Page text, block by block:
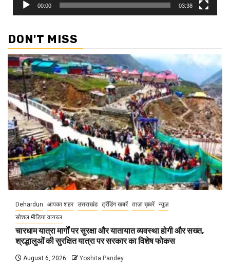
00:00 03:38
DON'T MISS
Dehardun आपका शहर उत्तराखंड ट्रेंडिंग खबरें ताज़ा ख़बरें न्यूज़
सोशल मीडिया वायरल
चारधाम यात्रा मार्गों पर सुरक्षा और यातायात व्यवस्था होगी और सख्त,
श्रद्धालुओं की सुरक्षित यात्रा पर सरकार का विशेष फोकस
August 6, 2026 Yoshita Pandey